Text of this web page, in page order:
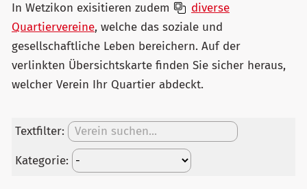
In Wetzikon exisitieren zudem
diverse
Quartiervereine, welche das soziale und
gesellschaftliche Leben bereichern. Auf der
verlinkten Übersichtskarte finden Sie sicher heraus,
welcher Verein Ihr Quartier abdeckt.
Textfilter:
Kategorie: